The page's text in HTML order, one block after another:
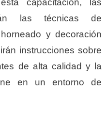
las técnicas de
y decoración
instrucciones sobre
de alta calidad y la
en un entorno de